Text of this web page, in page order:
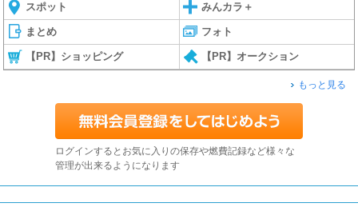
スポット みんカラ＋
まとめ フォト
【PR】ショッピング 【PR】オークション
もっと見る
ログインするとお気に入りの保存や燃費記録など様々な
管理が出来るようになります